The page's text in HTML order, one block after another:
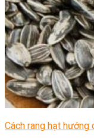
Cách rang hạt